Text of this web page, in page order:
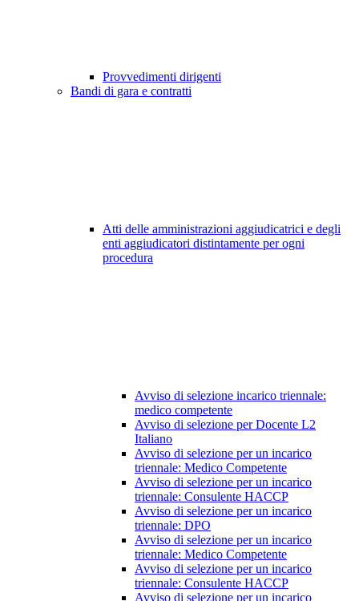
Provvedimenti dirigenti
Bandi di gara e contratti
Atti delle amministrazioni aggiudicatrici e degli
enti aggiudicatori distintamente per ogni
procedura
Avviso di selezione incarico triennale:
medico competente
Avviso di selezione per Docente L2
Italiano
Avviso di selezione per un incarico
triennale: Medico Competente
Avviso di selezione per un incarico
triennale: Consulente HACCP
Avviso di selezione per un incarico
triennale: DPO
Avviso di selezione per un incarico
triennale: Medico Competente
Avviso di selezione per un incarico
triennale: Consulente HACCP
Avviso di selezione per un incarico